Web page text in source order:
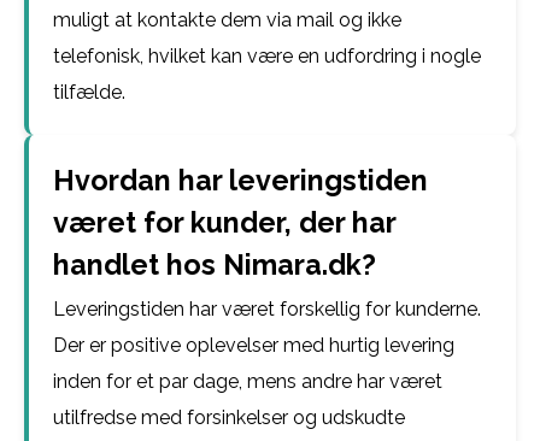
muligt at kontakte dem via mail og ikke
telefonisk, hvilket kan være en udfordring i nogle
tilfælde.
Hvordan har leveringstiden
været for kunder, der har
handlet hos Nimara.dk?
Leveringstiden har været forskellig for kunderne.
Der er positive oplevelser med hurtig levering
inden for et par dage, mens andre har været
utilfredse med forsinkelser og udskudte